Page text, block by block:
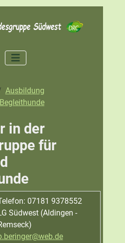
Ausbildung
in der
für
07181 9378552
Südwest (Aldingen -